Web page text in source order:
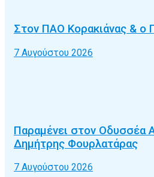
Στον ΠΑΟ Κορακιάνας & ο
7 Αυγούστου 2026
Παραμένει στον Οδυσσέα
Δημήτρης Φουρλατάρας
7 Αυγούστου 2026